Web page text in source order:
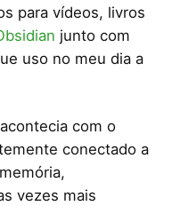
para vídeos, livros
junto com
uso no meu dia a
com o
conectado a
vezes mais